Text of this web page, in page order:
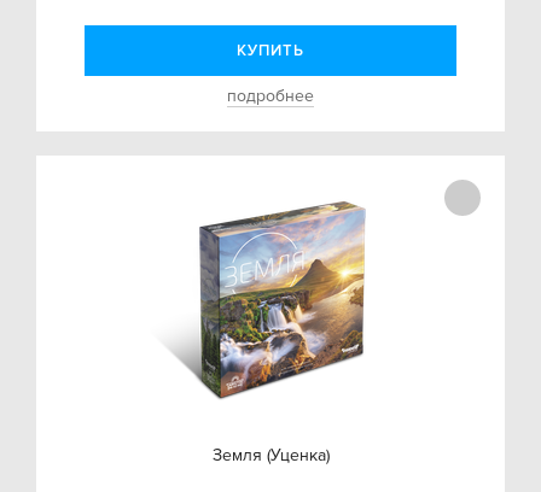
КУПИТЬ
подробнее
Земля (Уценка)